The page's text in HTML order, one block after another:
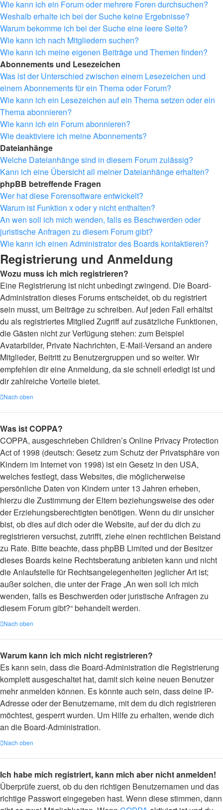
Wie kann ich ein Forum oder mehrere Foren durchsuchen?
Weshalb erhalte ich bei der Suche keine Ergebnisse?
Warum bekomme ich bei der Suche eine leere Seite?
Wie kann ich nach Mitgliedern suchen?
Wie kann ich meine eigenen Beiträge und Themen finden?
Abonnements und Lesezeichen
Was ist der Unterschied zwischen einem Lesezeichen und
einem Abonnements für ein Thema oder Forum?
Wie kann ich ein Lesezeichen auf ein Thema setzen oder ein
Thema abonnieren?
Wie kann ich ein Forum abonnieren?
Wie deaktiviere ich meine Abonnements?
Dateianhänge
Welche Dateianhänge sind in diesem Forum zulässig?
Kann ich eine Übersicht all meiner Dateianhänge erhalten?
phpBB betreffende Fragen
Wer hat diese Forensoftware entwickelt?
Warum ist Funktion x oder y nicht enthalten?
An wen soll ich mich wenden, falls es Beschwerden oder
juristische Anfragen zu diesem Forum gibt?
Wie kann ich einen Administrator des Boards kontaktieren?
Registrierung und Anmeldung
Wozu muss ich mich registrieren?
Eine Registrierung ist nicht unbedingt zwingend. Die Board-
Administration dieses Forums entscheidet, ob du registriert
sein musst, um Beiträge zu schreiben. Auf jeden Fall erhältst
du als registriertes Mitglied Zugriff auf zusätzliche Funktionen,
die Gästen nicht zur Verfügung stehen: zum Beispiel
Avatarbilder, Private Nachrichten, E-Mail-Versand an andere
Mitglieder, Beitritt zu Benutzergruppen und so weiter. Wir
empfehlen dir eine Anmeldung, da sie schnell erledigt ist und
dir zahlreiche Vorteile bietet.
Nach oben
Was ist COPPA?
COPPA, ausgeschrieben Children’s Online Privacy Protection
Act of 1998 (deutsch: Gesetz zum Schutz der Privatsphäre von
Kindern im Internet von 1998) ist ein Gesetz in den USA,
welches festlegt, dass Websites, die möglicherweise
persönliche Daten von Kindern unter 13 Jahren erheben,
hierzu die Zustimmung der Eltern beziehungsweise des oder
der Erziehungsberechtigten benötigen. Wenn du dir unsicher
bist, ob dies auf dich oder die Website, auf der du dich zu
registrieren versuchst, zutrifft, ziehe einen rechtlichen Beistand
zu Rate. Bitte beachte, dass phpBB Limited und der Besitzer
dieses Boards keine Rechtsberatung anbieten kann und nicht
die Anlaufstelle für Rechtsangelegenheiten jeglicher Art ist;
außer solchen, die unter der Frage „An wen soll ich mich
wenden, falls es Beschwerden oder juristische Anfragen zu
diesem Forum gibt?“ behandelt werden.
Nach oben
Warum kann ich mich nicht registrieren?
Es kann sein, dass die Board-Administration die Registrierung
komplett ausgeschaltet hat, damit sich keine neuen Benutzer
mehr anmelden können. Es könnte auch sein, dass deine IP-
Adresse oder der Benutzername, mit dem du dich registrieren
möchtest, gesperrt wurden. Um Hilfe zu erhalten, wende dich
an die Board-Administration.
Nach oben
Ich habe mich registriert, kann mich aber nicht anmelden!
Überprüfe zuerst, ob du den richtigen Benutzernamen und das
richtige Passwort eingegeben hast. Wenn diese stimmen, dann